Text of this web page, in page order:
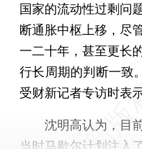
国家的流动性过剩问
断通胀中枢上移，尽
一二十年，甚至更长
行长周期的判断一致
受财新记者专访时表示
沈明高认为，目前
当时马歇尔计划注入